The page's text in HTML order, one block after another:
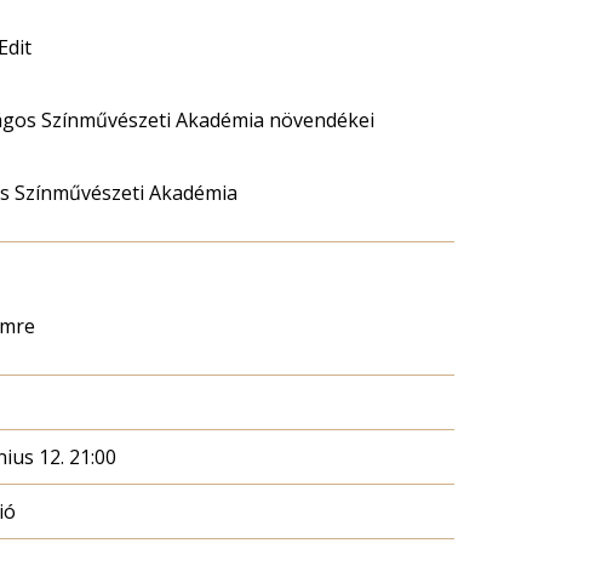
Színművészeti Akadémia növendékei
Színművészeti Akadémia
12. 21:00